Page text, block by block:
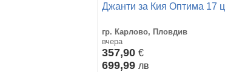
Джанти за Кия Оптима 17 ц
гр. Карлово, Пловдив
вчера
357,90 €
699,99 лв